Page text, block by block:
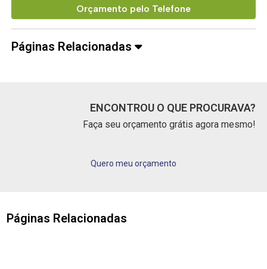
Orçamento pelo Telefone
Páginas Relacionadas
ENCONTROU O QUE PROCURAVA?
Faça seu orçamento grátis agora mesmo!
Quero meu orçamento
Páginas Relacionadas